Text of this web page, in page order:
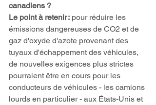
canadiens ?
Le point à retenir : pour réduire les
émissions dangereuses de CO2 et de
gaz d'oxyde d'azote provenant des
tuyaux d'échappement des véhicules,
de nouvelles exigences plus strictes
pourraient être en cours pour les
conducteurs de véhicules - les camions
lourds en particulier - aux États-Unis et